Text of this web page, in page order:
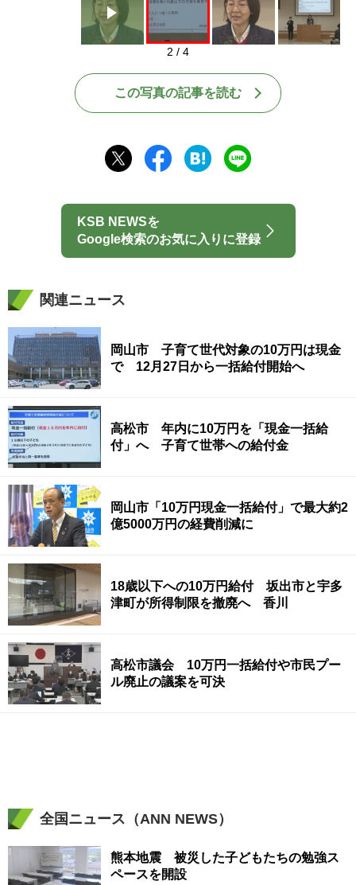
2 / 4
この写真の記事を読む
KSB NEWSを
Google検索のお気に入りに登録
関連ニュース
岡山市 子育て世代対象の10万円は現金
で 12月27日から一括給付開始へ
高松市 年内に10万円を「現金一括給
付」へ 子育て世帯への給付金
岡山市「10万円現金一括給付」で最大約2
億5000万円の経費削減に
18歳以下への10万円給付 坂出市と宇多
津町が所得制限を撤廃へ 香川
高松市議会 10万円一括給付や市民プー
ル廃止の議案を可決
全国ニュース（ANN NEWS）
熊本地震 被災した子どもたちの勉強ス
ペースを開設